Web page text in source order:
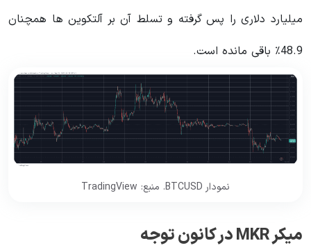
میلیارد دلاری را پس گرفته و تسلط آن بر آلتکوین ها همچنان
48.9٪ باقی مانده است.
نمودار BTCUSD. منبع: TradingView
میکر MKR در کانون توجه